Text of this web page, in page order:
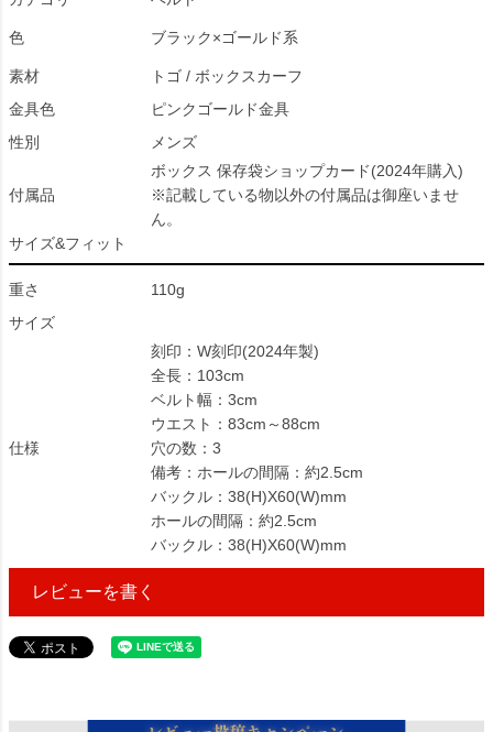
色 ブラック×ゴールド系
素材
トゴ / ボックスカーフ
金具色
ピンクゴールド金具
性別
メンズ
付属品
ボックス 保存袋ショップカード(2024年購入)
※記載している物以外の付属品は御座いませ
ん。
サイズ&フィット
重さ
110g
サイズ
仕様
刻印：W刻印(2024年製)
全長：103cm
ベルト幅：3cm
ウエスト：83cm～88cm
穴の数：3
備考：ホールの間隔：約2.5cm
バックル：38(H)X60(W)mm
ホールの間隔：約2.5cm
バックル：38(H)X60(W)mm
レビューを書く